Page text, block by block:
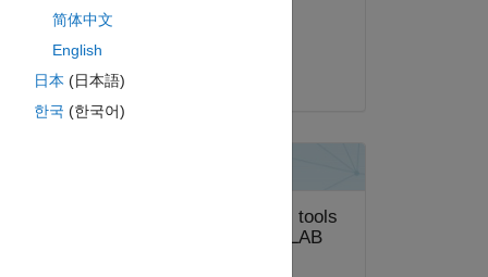
採用済み:
简体中文
English
日本 (日本語)
한국 (한국어)